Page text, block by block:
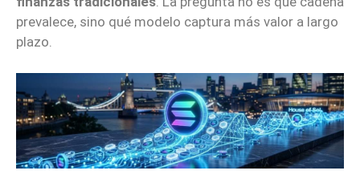
prevalece, sino qué modelo captura más valor a largo
plazo.